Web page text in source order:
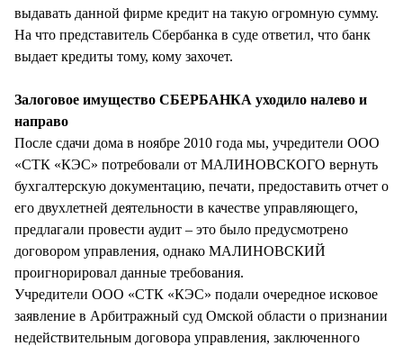
выдавать данной фирме кредит на такую огромную сумму.
На что представитель Сбербанка в суде ответил, что банк
выдает кредиты тому, кому захочет.
Залоговое имущество СБЕРБАНКА уходило налево и
направо
После сдачи дома в ноябре 2010 года мы, учредители ООО
«СТК «КЭС» потребовали от МАЛИНОВСКОГО вернуть
бухгалтерскую документацию, печати, предоставить отчет о
его двухлетней деятельности в качестве управляющего,
предлагали провести аудит – это было предусмотрено
договором управления, однако МАЛИНОВСКИЙ
проигнорировал данные требования.
Учредители ООО «СТК «КЭС» подали очередное исковое
заявление в Арбитражный суд Омской области о признании
недействительным договора управления, заключенного